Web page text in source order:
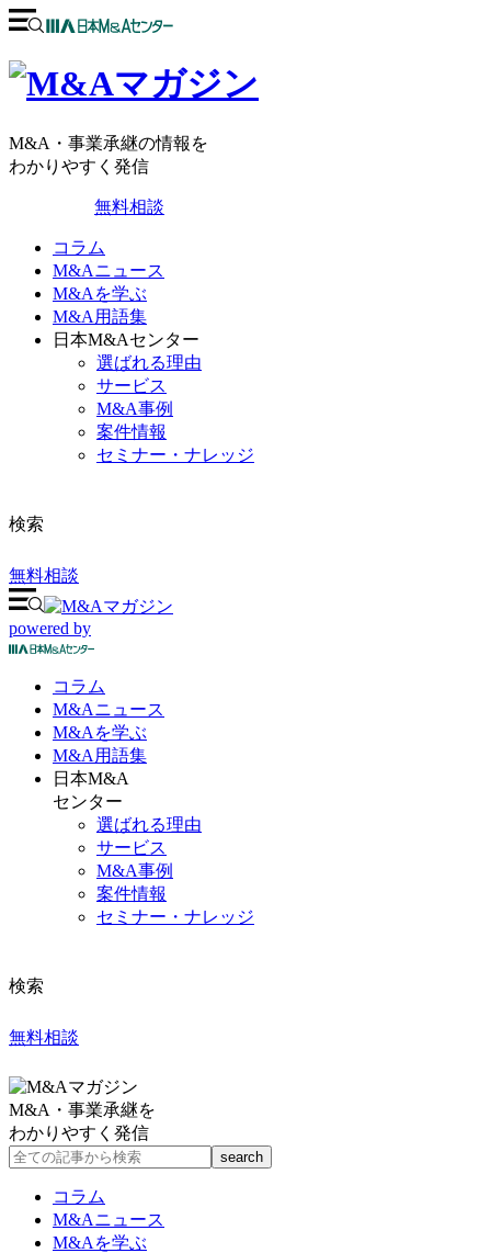
M&A・事業承継の情報を
わかりやすく発信
無料相談
コラム
M&Aニュース
M&Aを学ぶ
M&A用語集
日本M&Aセンター
選ばれる理由
サービス
M&A事例
案件情報
セミナー・ナレッジ
検索
無料相談
powered by
コラム
M&Aニュース
M&Aを学ぶ
M&A 用語集
日本M&A
センター
選ばれる理由
サービス
M&A事例
案件情報
セミナー・ナレッジ
検索
無料相談
M&A・事業承継を
わかりやすく発信
コラム
M&Aニュース
M&Aを学ぶ